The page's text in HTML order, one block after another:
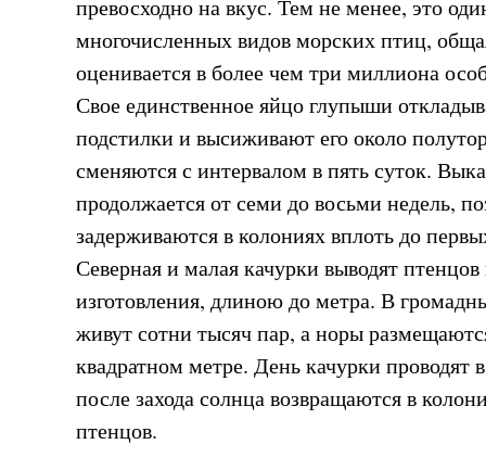
превосходно на вкус. Тем не менее, это
многочисленных видов морских птиц,
оценивается в более чем три миллиона
Свое единственное яйцо глупыши
подстилки и высиживают его около
сменяются с интервалом в пять суток.
продолжается от семи до восьми недель,
задерживаются в колониях вплоть до
Северная и малая качурки выводят
изготовления, длиною до метра. В
живут сотни тысяч пар, а норы
квадратном метре. День качурки проводят
после захода солнца возвращаются в
птенцов.